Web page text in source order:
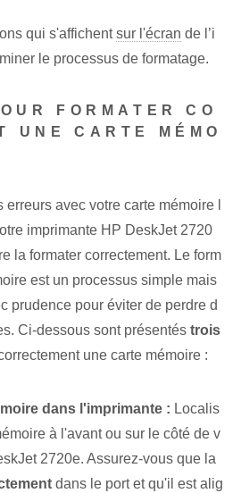
qui s'affichentsur l'écran de l’i
le processus de formatage.
FORMATER CO
UNE CARTE MÉMO
avec votre carte mémoire l
imprimante HP DeskJet 2720
la formater correctement. ‌Le form
est un processus simple mais
prudence pour éviter de perdre d
Ci-dessous sont présentés trois
une carte mémoire :
dans l'imprimante : Localis
à l'avant ou sur le côté de v
2720e. Assurez-vous que la
dans le port et qu'il est alig